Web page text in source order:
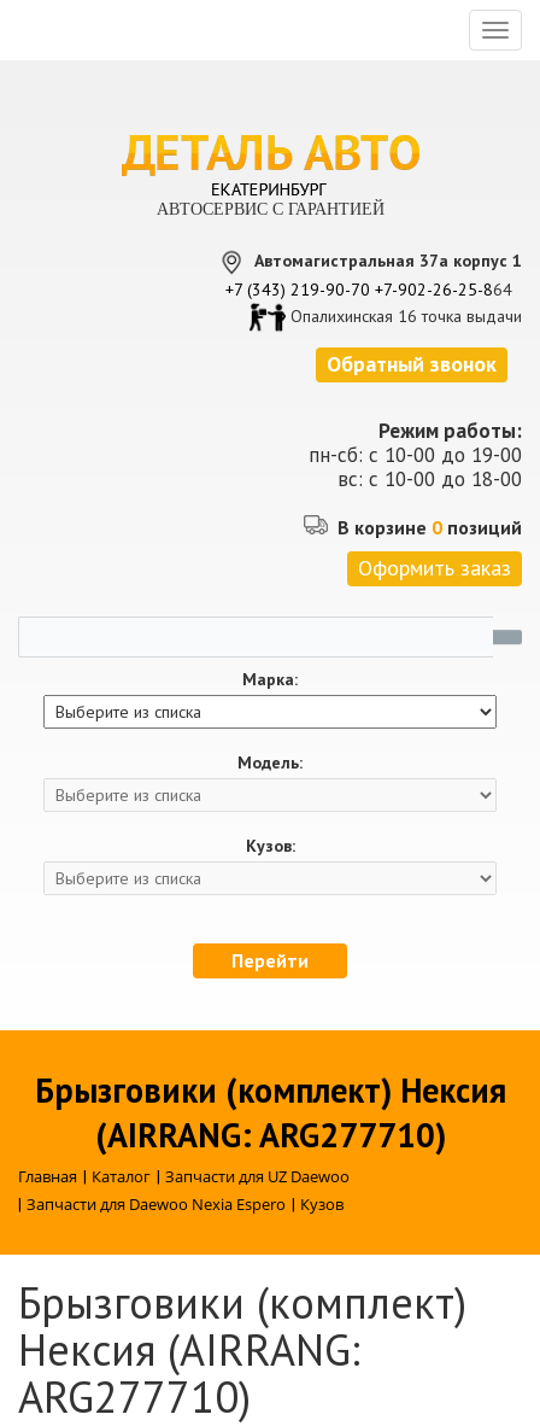
АВТОСЕРВИС С ГАРАНТИЕЙ
Автомагистральная 37а корпус 1
+7 (343) 219-90-70 +7-902-26-25-864
Опалихинская 16 точка выдачи
Обратный звонок
Режим работы:
пн-сб: с 10-00 до 19-00
вс: с 10-00 до 18-00
В корзине 0 позиций
Оформить заказ
Марка:
Модель:
Кузов:
Перейти
Брызговики (комплект) Нексия
(AIRRANG: ARG277710)
Главная | Каталог | Запчасти для UZ Daewoo
| Запчасти для Daewoo Nexia Espero | Кузов
Брызговики (комплект)
Нексия (AIRRANG:
ARG277710)